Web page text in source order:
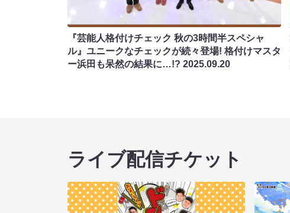
『芸能人格付けチェック 秋の3時間半スペシャ
ル』ユニークなチェックが続々登場! 格付けマスタ
ー浜田も呆然の結果に…!? 2025.09.20
ライブ配信チケット